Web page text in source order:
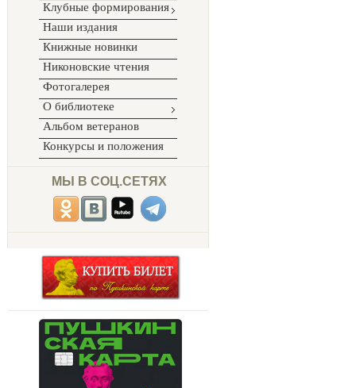
Клубные формирования
Наши издания
Книжные новинки
Никоновские чтения
Фотогалерея
О библиотеке
Альбом ветеранов
Конкурсы и положения
МЫ В СОЦ.СЕТЯХ